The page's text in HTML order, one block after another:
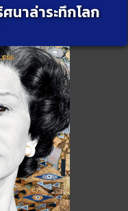
นาล่าระทึกโลก